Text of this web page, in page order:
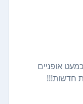
אופניים
חדשות!!!